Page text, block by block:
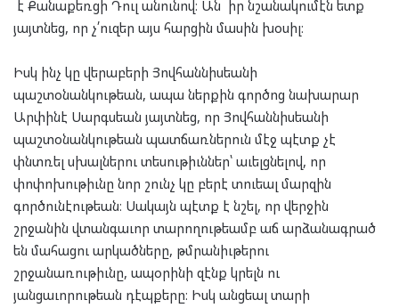
է Քանաքեռցի Դուլ անունով։ Ան իր նշանակումէն ետք
յայտնեց, որ չ՛ուզեր այս հարցին մասին խօսիլ։
Իսկ ինչ կը վերաբերի Յովհաննիսեանի
պաշտօնանկութեան, ապա ներքին գործոց նախարար
Արփինէ Սարգսեան յայտնեց, որ Յովհաննիսեանի
պաշտօնանկութեան պատճառներուն մէջ պէտք չէ
փնտռել սխալներու տեսութիւններ՝ աւելցնելով, որ
փոփոխութիւնը նոր շունչ կը բերէ տուեալ մարզին
գործունէութեան։ Սակայն պէտք է նշել, որ վերջին
շրջանին վտանգաւոր տարողութեամբ աճ արձանագրած
են մահացու արկածները, թմրանիւթերու
շրջանառութիւնը, ապօրինի զէնք կրելն ու
յանցաւորութեան դէպքերը։ Իսկ անցեալ տարի